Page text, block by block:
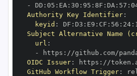
-
DD : 05 : EA : 30 : 95 : 8F : DA : 57 :
Authority Key Identifier:
keyid : DF : D3 : E9 : CF : 56 : 24:
Subject Alternative Name
url :
-
https : //github.com/
OIDC Issuer: https :
GitHub Workflow Trigger: